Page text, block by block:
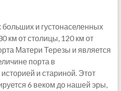
и густонаселенных
км от столицы, 120 км от
Матери Терезы и является
порта в
и стариной. Этот
6 веком до нашей эры,